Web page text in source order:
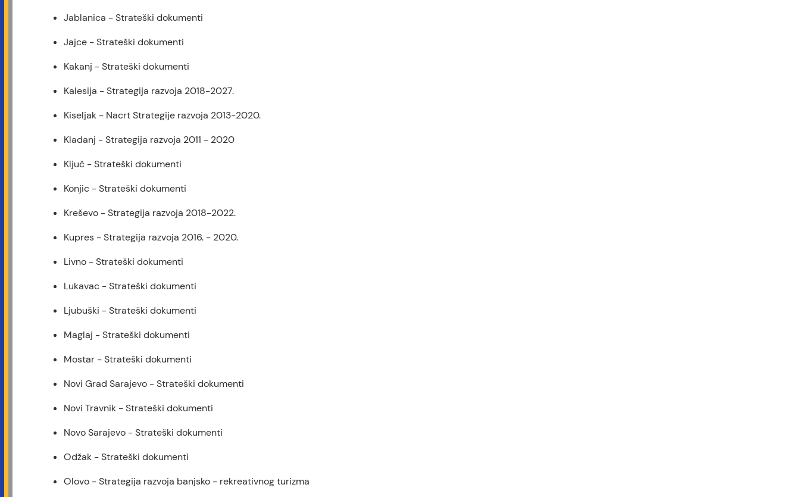
Jablanica - Strateški dokumenti
Jajce - Strateški dokumenti
Kakanj - Strateški dokumenti
Kalesija - Strategija razvoja 2018-2027.
Kiseljak - Nacrt Strategije razvoja 2013-2020.
Kladanj - Strategija razvoja 2011 - 2020
Ključ - Strateški dokumenti
Konjic - Strateški dokumenti
Kreševo - Strategija razvoja 2018-2022.
Kupres - Strategija razvoja 2016. - 2020.
Livno - Strateški dokumenti
Lukavac - Strateški dokumenti
Ljubuški - Strateški dokumenti
Maglaj - Strateški dokumenti
Mostar - Strateški dokumenti
Novi Grad Sarajevo - Strateški dokumenti
Novi Travnik - Strateški dokumenti
Novo Sarajevo - Strateški dokumenti
Odžak - Strateški dokumenti
Olovo - Strategija razvoja banjsko - rekreativnog turizma